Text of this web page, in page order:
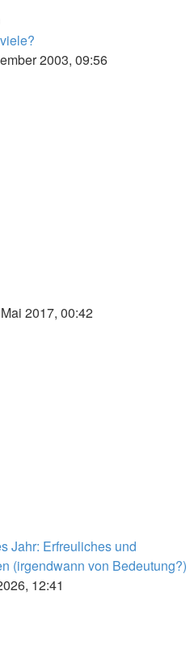
2003, 09:56
2017, 00:42
Jahr: Erfreuliches und
(irgendwann von Bedeutung?)
12:41